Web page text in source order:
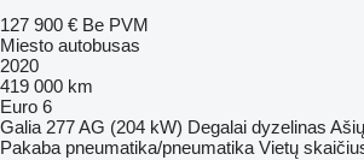
127 900 € Be PVM
Miesto autobusas
2020
419 000 km
Euro 6
Galia 277 AG (204 kW) Degalai dyzelinas
Pakaba pneumatika/pneumatika Vietų